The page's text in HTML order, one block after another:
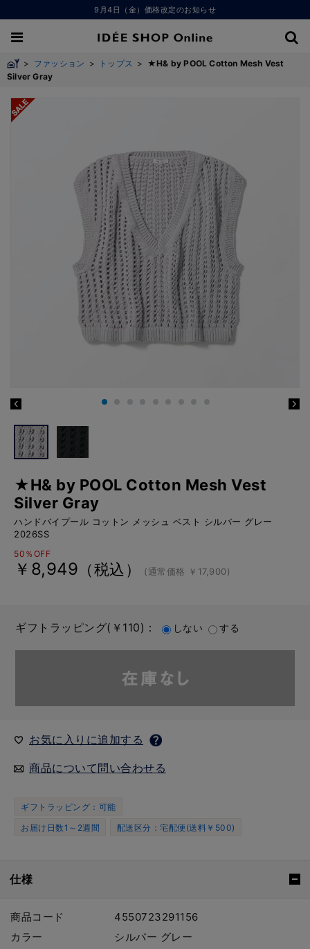
9月4日（金）価格改定のお知らせ
> ファッション > トップス > ★H& by POOL Cotton Mesh Vest
Silver Gray
★H& by POOL Cotton Mesh Vest
Silver Gray
ハンドバイプール コットン メッシュ ベスト シルバー グレー
2026SS
50％OFF
￥8,949 （税込） (通常価格 ￥17,900)
ギフトラッピング(￥110)： しない する
お気に入りに追加する
商品について問い合わせる
ギフトラッピング：可能
お届け日数1～2週間
配送区分：宅配便(送料￥500)
仕様
商品コード
4550723291156
カラー
シルバー グレー